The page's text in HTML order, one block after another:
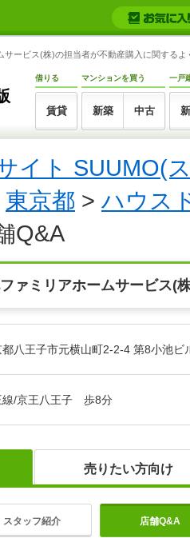
サービス(株)の担当者が不動産購入に関する
借りる
賃貸
マンションを買う
新築 中古
一戸
イト SUUMO(
東京都 > ハウス
Q&A
ァミリアホームサービス(
都八王子市元横山町2-2-4 第8小池ビ
線/京王八王子 歩8分
売りたい方向け
スタッフ紹介 店舗Q&A